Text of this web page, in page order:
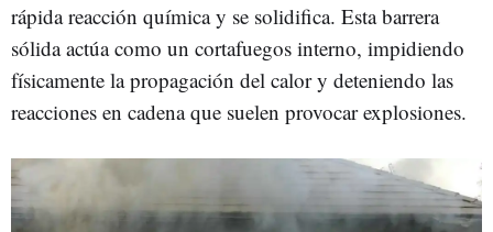
rápida reacción química y se solidifica. Esta barrera
sólida actúa como un cortafuegos interno, impidiendo
físicamente la propagación del calor y deteniendo las
reacciones en cadena que suelen provocar explosiones.